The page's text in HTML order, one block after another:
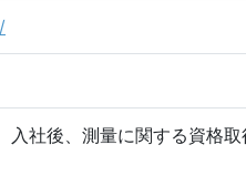
入社後、測量に関する資格